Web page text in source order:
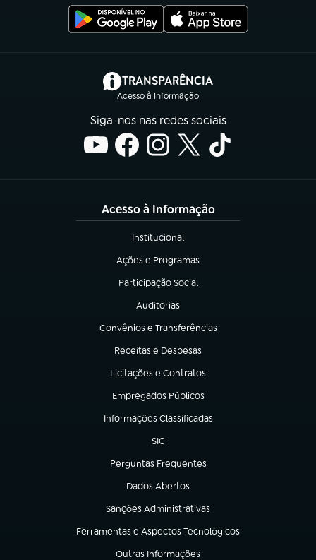
TRANSPARÊNCIA
Acesso à Informação
(abre em nova aba)
Siga-nos nas redes sociais
Acesso à Informação
Institucional
(abre em nova aba)
Ações e Programas
(abre em nova aba)
Participação Social
(abre em nova aba)
Auditorias
(abre em nova aba)
Convênios e Transferências
(abre em nova aba)
Receitas e Despesas
(abre em nova aba)
Licitações e Contratos
(abre em nova aba)
Empregados Públicos
(abre em nova aba)
Informações Classificadas
(abre em nova aba)
SIC
(abre em nova aba)
Perguntas Frequentes
(abre em nova aba)
Dados Abertos
(abre em nova aba)
Sanções Administrativas
(abre em nova aba)
Ferramentas e Aspectos Tecnológicos
(abre em nova aba)
Outras Informações